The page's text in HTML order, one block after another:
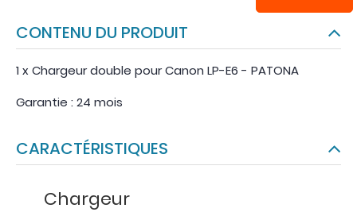
CONTENU DU PRODUIT
1 x Chargeur double pour Canon LP-E6 - PATONA
Garantie : 24 mois
CARACTÉRISTIQUES
Chargeur